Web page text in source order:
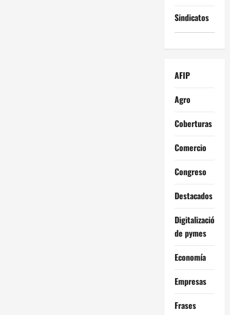
Sindicatos
AFIP
Agro
Coberturas
Comercio
Congreso
Destacados
Digitalización
de pymes
Economía
Empresas
Frases